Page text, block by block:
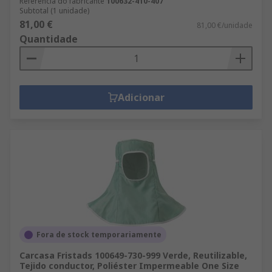
Subtotal (1 unidade)
81,00 € 81,00 €/unidade
Quantidade
Adicionar
Fora de stock temporariamente
Carcasa Fristads 100649-730-999 Verde, Reutilizable,
Tejido conductor, Poliéster Impermeable One Size